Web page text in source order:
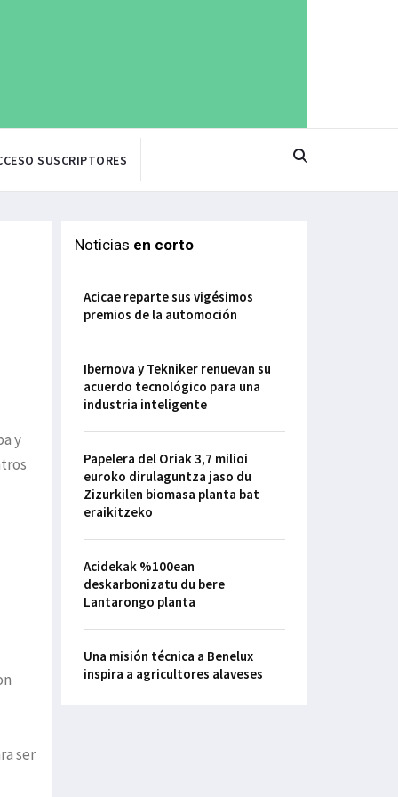
SUSCRIPTORES
y
ser
Noticias en corto
Acicae reparte sus vigésimos
premios de la automoción
Ibernova y Tekniker renuevan su
acuerdo tecnológico para una
industria inteligente
Papelera del Oriak 3,7 milioi
euroko dirulaguntza jaso du
Zizurkilen biomasa planta bat
eraikitzeko
Acidekak %100ean
deskarbonizatu du bere
Lantarongo planta
Una misión técnica a Benelux
inspira a agricultores alaveses